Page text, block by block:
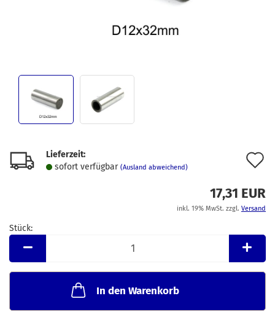
Lieferzeit:
sofort verfügbar (Ausland abweichend)
17,31 EUR
inkl. 19% MwSt. zzgl. Versand
Stück:
Stück
In den Warenkorb